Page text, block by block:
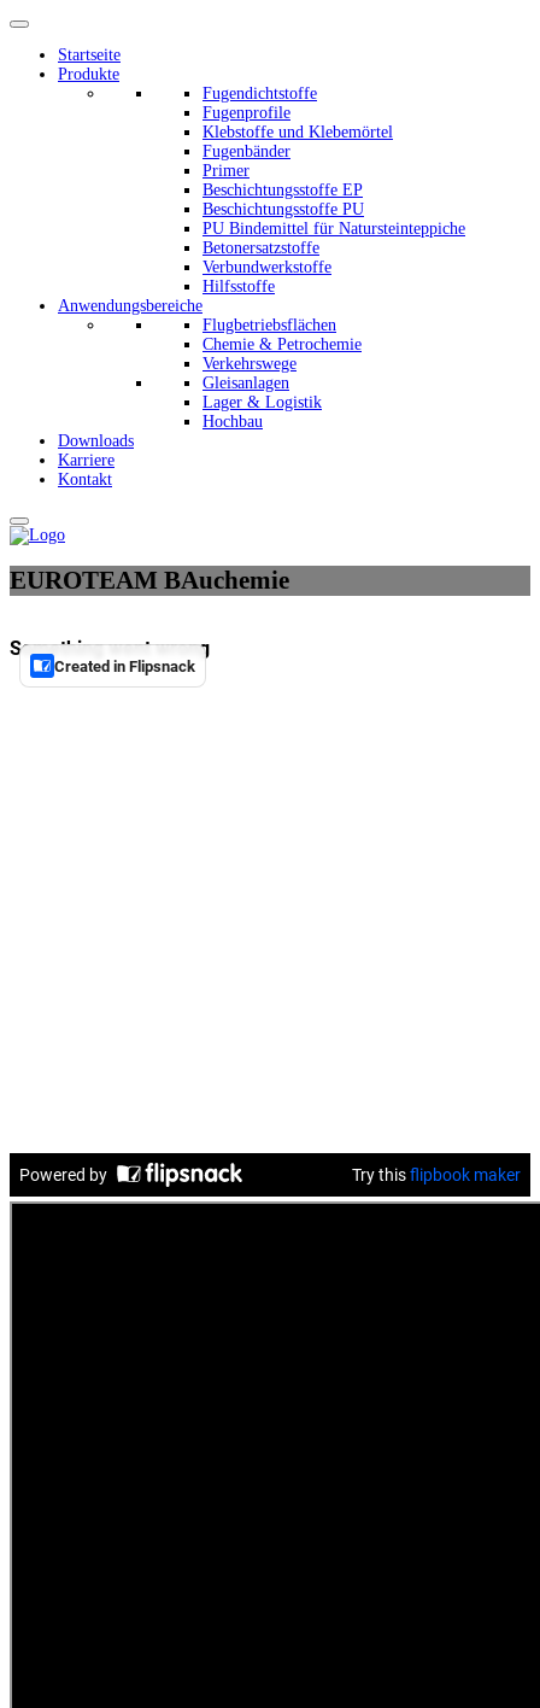
Startseite
Produkte
Fugendichtstoffe
Fugenprofile
Klebstoffe und Klebemörtel
Fugenbänder
Primer
Beschichtungsstoffe EP
Beschichtungsstoffe PU
PU Bindemittel für Natursteinteppiche
Betonersatzstoffe
Verbundwerkstoffe
Hilfsstoffe
Anwendungsbereiche
Flugbetriebsflächen
Chemie & Petrochemie
Verkehrswege
Gleisanlagen
Lager & Logistik
Hochbau
Downloads
Karriere
Kontakt
EUROTEAM BAuchemie